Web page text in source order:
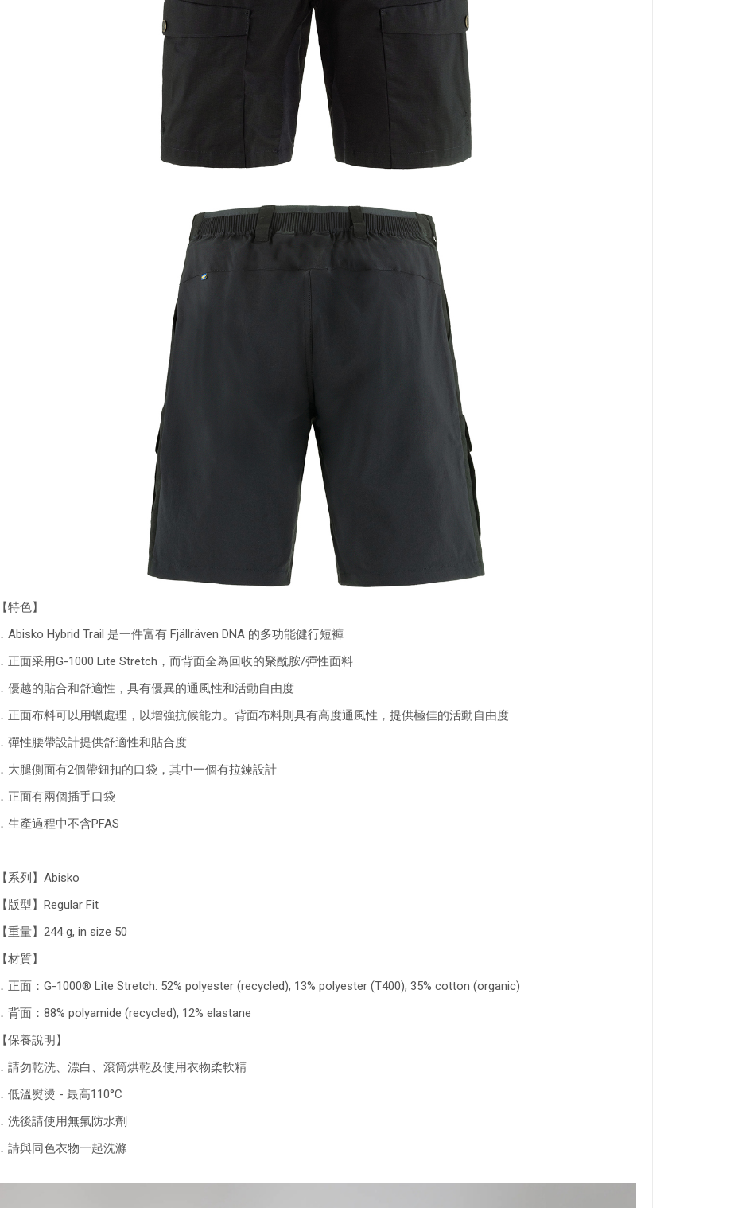
【特色】
．Abisko Hybrid Trail 是一件富有 Fjällräven DNA 的多功能健行短褲
．正面采用G-1000 Lite Stretch，而背面全為回收的聚酰胺/彈性面料
．優越的貼合和舒適性，具有優異的通風性和活動自由度
．正面布料可以用蠟處理，以增強抗候能力。背面布料則具有高度通風性，提供極佳的活動自由度
．彈性腰帶設計提供舒適性和貼合度
．大腿側面有2個帶鈕扣的口袋，其中一個有拉鍊設計
．正面有兩個插手口袋
．生產過程中不含PFAS
【系列】Abisko
【版型】Regular Fit
【重量】244 g, in size 50
【材質】
．正面：G-1000® Lite Stretch: 52% polyester (recycled), 13% polyester (T400), 35% cotton (organic)
．背面：88% polyamide (recycled), 12% elastane
【保養說明】
．請勿乾洗、漂白、滾筒烘乾及使用衣物柔軟精
．低溫熨燙 - 最高110°C
．洗後請使用無氟防水劑
．請與同色衣物一起洗滌